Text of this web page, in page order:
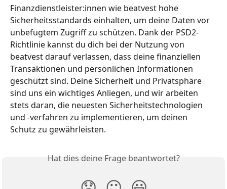
Finanzdienstleister:innen wie beatvest hohe
Sicherheitsstandards einhalten, um deine Daten vor
unbefugtem Zugriff zu schützen. Dank der PSD2-
Richtlinie kannst du dich bei der Nutzung von
beatvest darauf verlassen, dass deine finanziellen
Transaktionen und persönlichen Informationen
geschützt sind. Deine Sicherheit und Privatsphäre
sind uns ein wichtiges Anliegen, und wir arbeiten
stets daran, die neuesten Sicherheitstechnologien
und -verfahren zu implementieren, um deinen
Schutz zu gewährleisten.
Hat dies deine Frage beantwortet?